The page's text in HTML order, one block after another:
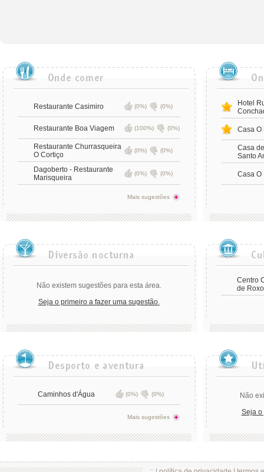
Restaurante Casimiro (0%) (0%)
Restaurante Boa Viagem (100%) (0%)
Restaurante Churrasqueira
O Cortiço
(0%) (0%)
Dagoberto - Restaurante
Marisqueira
(0%) (0%)
Mais sugestões
Hotel
Casa O
Casa
Santo
Casa O
Não existem sugestões para esta área.
Seja o primeiro a fazer uma sugestão.
Centro
de Roxo
Caminhos d'Água (0%) (0%)
Mais sugestões
Não
Seja o